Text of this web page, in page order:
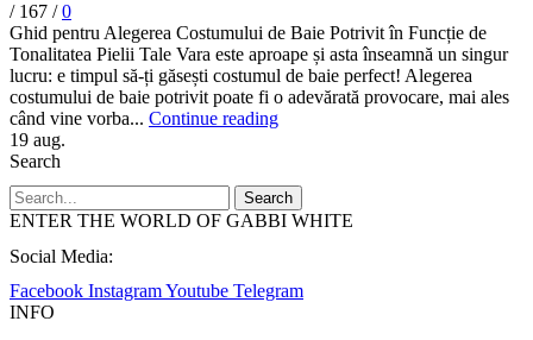
/ 167 / 0
Ghid pentru Alegerea Costumului de Baie Potrivit în Funcție de
Tonalitatea Pielii Tale Vara este aproape și asta înseamnă un singur
lucru: e timpul să-ți găsești costumul de baie perfect! Alegerea
costumului de baie potrivit poate fi o adevărată provocare, mai ales
când vine vorba... Continue reading
19 aug.
Search
Search
ENTER THE WORLD OF GABBI WHITE
Social Media:
Facebook InstagramYoutube Telegram
INFO